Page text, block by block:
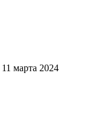
11 марта 2024